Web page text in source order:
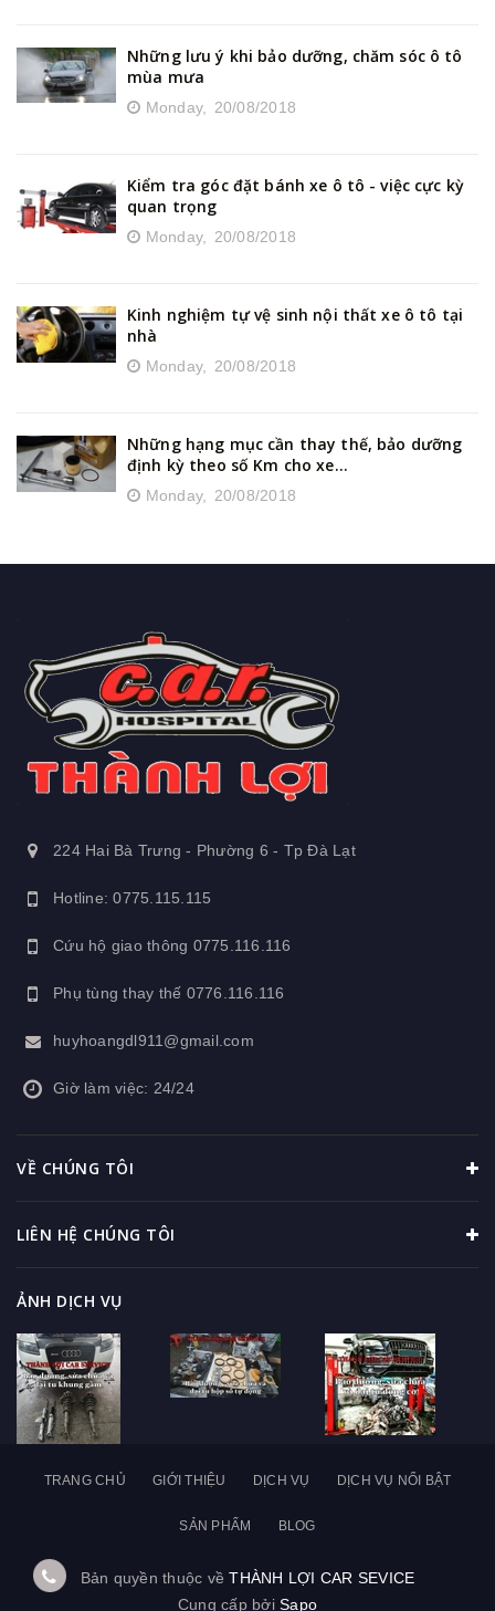
Những lưu ý khi bảo dưỡng, chăm sóc ô tô
mùa mưa
Monday, 20/08/2018
Kiểm tra góc đặt bánh xe ô tô - việc cực kỳ
quan trọng
Monday, 20/08/2018
Kinh nghiệm tự vệ sinh nội thất xe ô tô tại
nhà
Monday, 20/08/2018
Những hạng mục cần thay thế, bảo dưỡng
định kỳ theo số Km cho xe...
Monday, 20/08/2018
224 Hai Bà Trưng - Phường 6 - Tp Đà Lạt
Hotline: 0775.115.115
Cứu hộ giao thông 0775.116.116
Phụ tùng thay thế 0776.116.116
huyhoangdl911@gmail.com
Giờ làm việc: 24/24
VỀ CHÚNG TÔI
LIÊN HỆ CHÚNG TÔI
ẢNH DỊCH VỤ
TRANG CHỦ GIỚI THIỆU DỊCH VỤ DỊCH VỤ NỔI BẬT
SẢN PHẨM BLOG
Bản quyền thuộc vềTHÀNH LỢI CAR SEVICE
Cung cấp bởiSapo